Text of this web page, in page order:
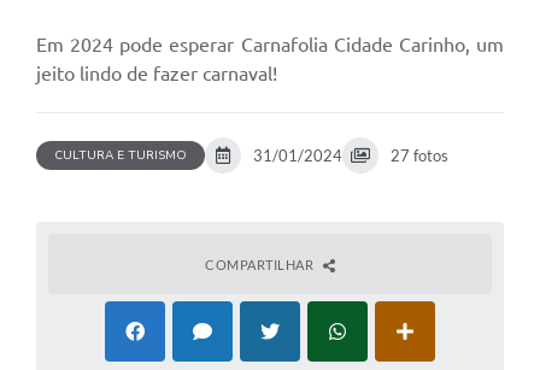
Em 2024 pode esperar Carnafolia Cidade Carinho, um
jeito lindo de fazer carnaval!
CULTURA E TURISMO 31/01/2024 27 fotos
COMPARTILHAR